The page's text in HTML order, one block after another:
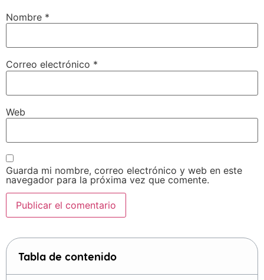
Nombre *
Correo electrónico *
Web
Guarda mi nombre, correo electrónico y web en este
navegador para la próxima vez que comente.
Tabla de contenido